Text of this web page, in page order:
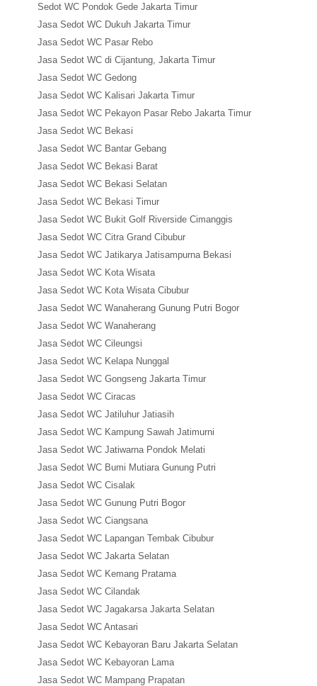
Sedot WC Pondok Gede Jakarta Timur
Jasa Sedot WC Dukuh Jakarta Timur
Jasa Sedot WC Pasar Rebo
Jasa Sedot WC di Cijantung, Jakarta Timur
Jasa Sedot WC Gedong
Jasa Sedot WC Kalisari Jakarta Timur
Jasa Sedot WC Pekayon Pasar Rebo Jakarta Timur
Jasa Sedot WC Bekasi
Jasa Sedot WC Bantar Gebang
Jasa Sedot WC Bekasi Barat
Jasa Sedot WC Bekasi Selatan
Jasa Sedot WC Bekasi Timur
Jasa Sedot WC Bukit Golf Riverside Cimanggis
Jasa Sedot WC Citra Grand Cibubur
Jasa Sedot WC Jatikarya Jatisampurna Bekasi
Jasa Sedot WC Kota Wisata
Jasa Sedot WC Kota Wisata Cibubur
Jasa Sedot WC Wanaherang Gunung Putri Bogor
Jasa Sedot WC Wanaherang
Jasa Sedot WC Cileungsi
Jasa Sedot WC Kelapa Nunggal
Jasa Sedot WC Gongseng Jakarta Timur
Jasa Sedot WC Ciracas
Jasa Sedot WC Jatiluhur Jatiasih
Jasa Sedot WC Kampung Sawah Jatimurni
Jasa Sedot WC Jatiwarna Pondok Melati
Jasa Sedot WC Bumi Mutiara Gunung Putri
Jasa Sedot WC Cisalak
Jasa Sedot WC Gunung Putri Bogor
Jasa Sedot WC Ciangsana
Jasa Sedot WC Lapangan Tembak Cibubur
Jasa Sedot WC Jakarta Selatan
Jasa Sedot WC Kemang Pratama
Jasa Sedot WC Cilandak
Jasa Sedot WC Jagakarsa Jakarta Selatan
Jasa Sedot WC Antasari
Jasa Sedot WC Kebayoran Baru Jakarta Selatan
Jasa Sedot WC Kebayoran Lama
Jasa Sedot WC Mampang Prapatan